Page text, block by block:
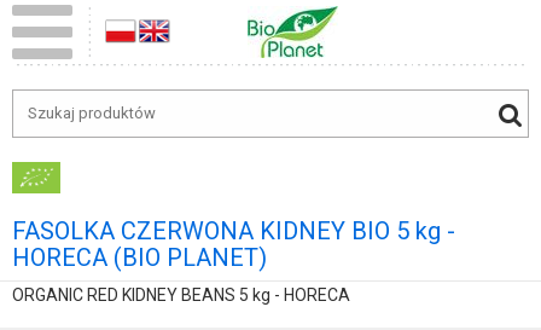
FASOLKA CZERWONA KIDNEY BIO 5 kg -
HORECA (BIO PLANET)
ORGANIC RED KIDNEY BEANS 5 kg - HORECA